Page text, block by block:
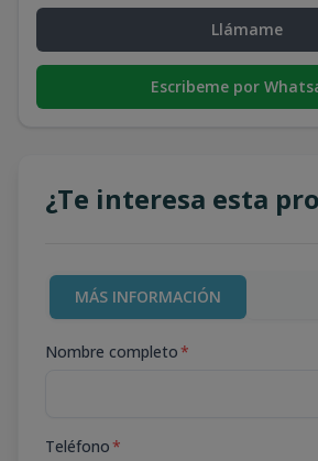
Llámame
Escribeme por
¿Te interesa esta
MÁS INFORMACIÓN
Nombre completo*
Teléfono*